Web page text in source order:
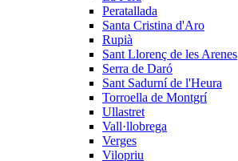
Peratallada
Santa Cristina d'Aro
Rupià
Sant Llorenç de les Arenes
Serra de Daró
Sant Sadurní de l'Heura
Torroella de Montgrí
Ullastret
Vall·llobrega
Verges
Vilopriu